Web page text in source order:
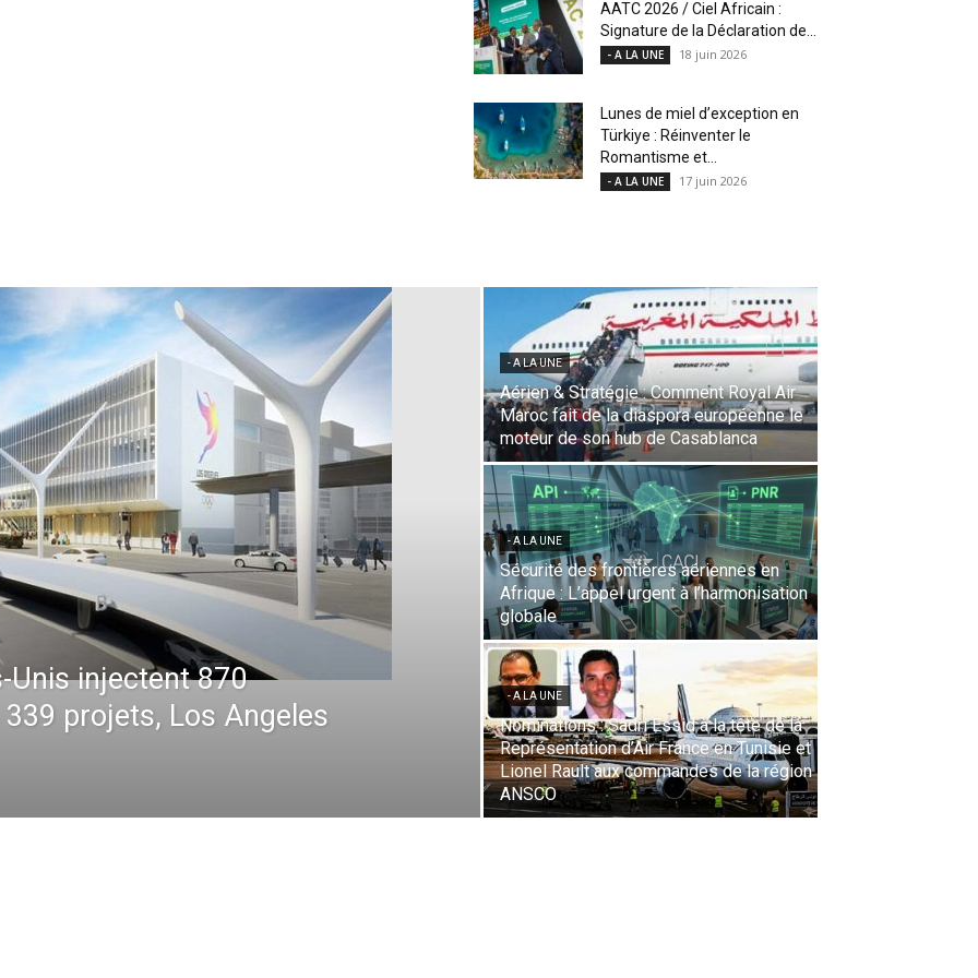
AATC 2026 / Ciel Africain :
Signature de la Déclaration de...
- A LA UNE 18 juin 2026
Lunes de miel d’exception en
Türkiye : Réinventer le
Romantisme et...
- A LA UNE 17 juin 2026
2026 : De la prévision à
absolue, comment la technologie
en plein ciel et au sol
- A LA UNE
Une Révolution Stratégique à l’IATA :
Saadia Zahidi nommée Directrice
Générale
- A LA UNE
Le Sentido Bellevue Park accueille le « 9-
Hands Dinner », une expérience
gastronomique internationale
- A LA UNE
Un Voyage sans Frontières en musique…
Via une dimension sonore inédite. «
Gnawa Diffusion », le célèbre groupe
algérien, pilier de la